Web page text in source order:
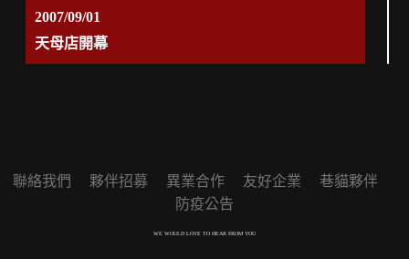
2007/09/01
天母店開幕
聯絡我們 夥伴招募 異業合作 友好企業
巷貓夥伴
防疫公告
WE WOULD LOVE TO HEAR FROM YOU